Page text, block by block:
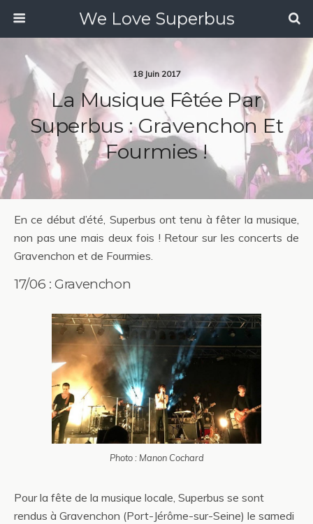
We Love Superbus
18 Juin 2017
La Musique Fêtée Par
Superbus : Gravenchon Et
Fourmies !
En ce début d’été, Superbus ont tenu à fêter la musique,
non pas une mais deux fois ! Retour sur les concerts de
Gravenchon et de Fourmies.
17/06 : Gravenchon
Photo : Manon Cochard
Pour la fête de la musique locale, Superbus se sont
rendus à Gravenchon (Port-Jérôme-sur-Seine) le samedi